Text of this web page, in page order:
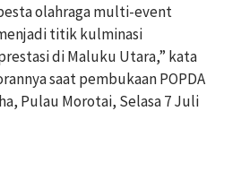
olahraga multi-event
titik kulminasi
di Maluku Utara,” kata
saat pembukaan POPDA
Pulau Morotai, Selasa 7 Juli